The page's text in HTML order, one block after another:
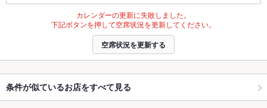
カレンダーの更新に失敗しました。
下記ボタンを押して空席状況を更新してください。
空席状況を更新する
条件が似ているお店をすべて見る